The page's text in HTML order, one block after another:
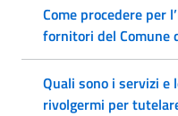
Come procedere per
fornitori del Comune
Quali sono i servizi
rivolgermi per